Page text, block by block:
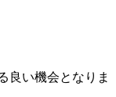
良い機会となりま